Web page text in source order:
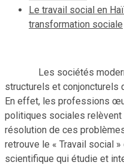
Le travail social en
transformation sociale
Les sociétés
structurels et conjoncturels
En effet, les professions
politiques sociales relèvent
résolution de ces
retrouve le « Travail social
scientifique qui étudie et